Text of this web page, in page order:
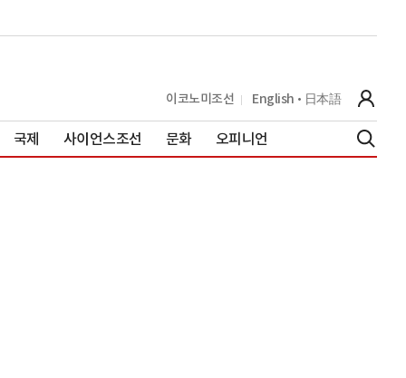
이코노미조선 English 日本語
국제 사이언스조선 문화 오피니언